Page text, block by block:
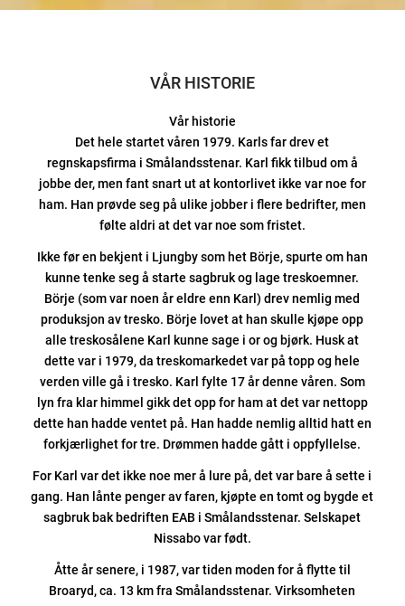
VÅR HISTORIE
Vår historie
Det hele startet våren 1979. Karls far drev et
regnskapsfirma i Smålandsstenar. Karl fikk tilbud om å
jobbe der, men fant snart ut at kontorlivet ikke var noe for
ham. Han prøvde seg på ulike jobber i flere bedrifter, men
følte aldri at det var noe som fristet.
Ikke før en bekjent i Ljungby som het Börje, spurte om han
kunne tenke seg å starte sagbruk og lage treskoemner.
Börje (som var noen år eldre enn Karl) drev nemlig med
produksjon av tresko. Börje lovet at han skulle kjøpe opp
alle treskosålene Karl kunne sage i or og bjørk. Husk at
dette var i 1979, da treskomarkedet var på topp og hele
verden ville gå i tresko. Karl fylte 17 år denne våren. Som
lyn fra klar himmel gikk det opp for ham at det var nettopp
dette han hadde ventet på. Han hadde nemlig alltid hatt en
forkjærlighet for tre. Drømmen hadde gått i oppfyllelse.
For Karl var det ikke noe mer å lure på, det var bare å sette i
gang. Han lånte penger av faren, kjøpte en tomt og bygde et
sagbruk bak bedriften EAB i Smålandsstenar. Selskapet
Nissabo var født.
Åtte år senere, i 1987, var tiden moden for å flytte til
Broaryd, ca. 13 km fra Smålandsstenar. Virksomheten